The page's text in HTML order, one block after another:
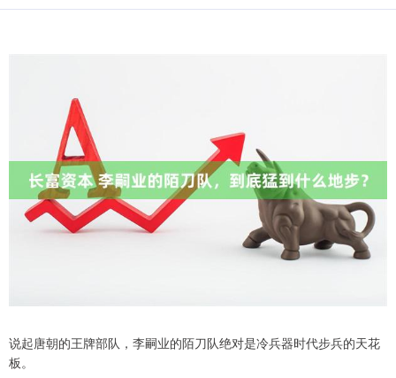
说起唐朝的王牌部队，李嗣业的陌刀队绝对是冷兵器时代步兵的天花
板。